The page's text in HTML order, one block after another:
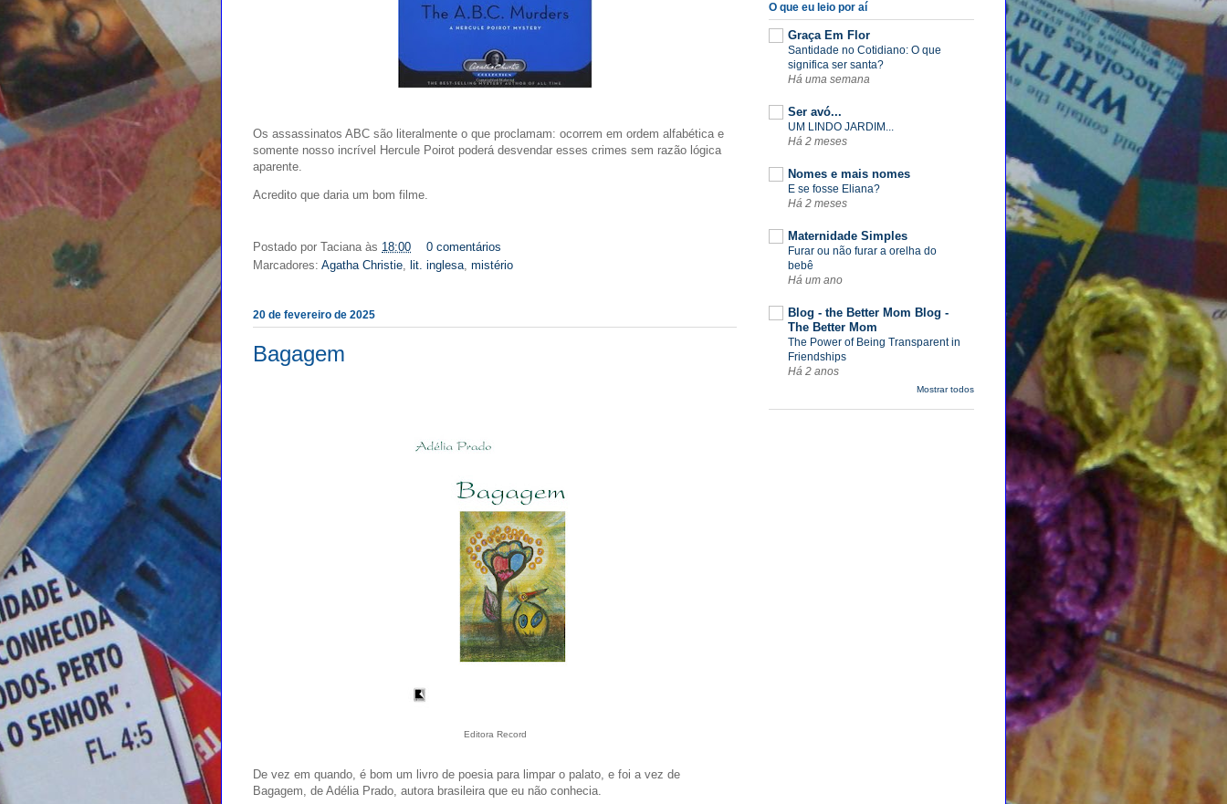
Os assassinatos ABC são literalmente o que proclamam: ocorrem em ordem alfabética e
somente nosso incrível Hercule Poirot poderá desvendar esses crimes sem razão lógica
aparente.
Acredito que daria um bom filme.
Postado por Taciana às 18:00
0 comentários
Marcadores: Agatha Christie lit. inglesa mistério
20 de fevereiro de 2025
Bagagem
Editora Record
De vez em quando, é bom um livro de poesia para limpar o palato, e foi a vez de
Bagagem, de Adélia Prado, autora brasileira que eu não conhecia.
O que eu leio por aí
Graça Em Flor
Santidade no Cotidiano: O que
significa ser santa?
Há uma semana
Ser avó...
UM LINDO JARDIM...
Há 2 meses
Nomes e mais nomes
E se fosse Eliana?
Há 2 meses
Maternidade Simples
Furar ou não furar a orelha do
bebê
Há um ano
Blog - the Better Mom Blog -
The Better Mom
The Power of Being Transparent in
Friendships
Há 2 anos
Mostrar todos